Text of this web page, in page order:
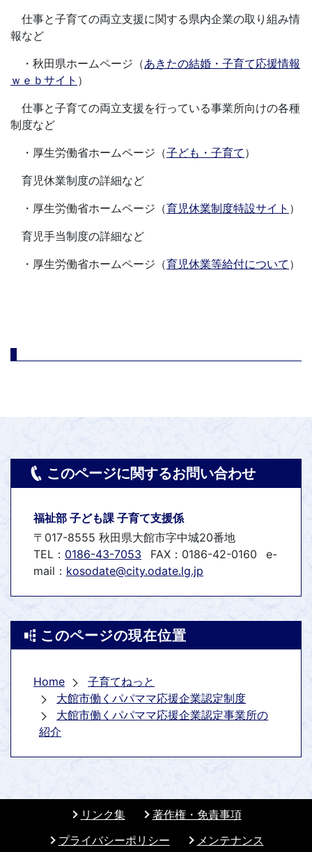
仕事と子育ての両立支援に関する県内企業の取り組み情
報など
・秋田県ホームページ（あきたの結婚・子育て応援情報
ｗｅｂサイト ）
仕事と子育ての両立支援を行っている事業所向けの各種
制度など
・厚生労働省ホームページ（子ども・子育て ）
育児休業制度の詳細など
・厚生労働省ホームページ（育児休業制度特設サイト ）
育児手当制度の詳細など
・厚生労働省ホームページ（育児休業等給付について ）
このページに関するお問い合わせ
福祉部 子ども課 子育て支援係
〒017-8555 秋田県大館市字中城20番地
TEL： 0186-43-7053 FAX：0186-42-0160
e-
mail： kosodate@city.odate.lg.jp
このページの現在位置
Home
子育てねっと
大館市働くパパママ応援企業認定制度
大館市働くパパママ応援企業認定事業所の
紹介
リンク集
著作権・免責事項
プライバシーポリシー
メンテナンス